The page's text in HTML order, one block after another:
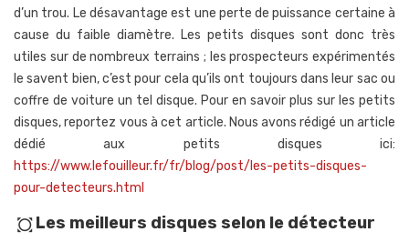
d’un trou. Le désavantage est une perte de puissance certaine à
cause du faible diamètre. Les petits disques sont donc très
utiles sur de nombreux terrains ; les prospecteurs expérimentés
le savent bien, c’est pour cela qu’ils ont toujours dans leur sac ou
coffre de voiture un tel disque. Pour en savoir plus sur les petits
disques, reportez vous à cet article. Nous avons rédigé un article
dédié aux petits disques ici:
https://www.lefouilleur.fr/fr/blog/post/les-petits-disques-
pour-detecteurs.html
all_outLes meilleurs disques selon le détecteur